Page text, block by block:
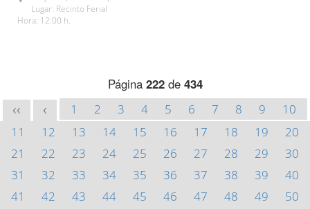
Lugar: Recinto Ferial
Hora: 12:00 h.
Página 222de 434
<< < 1 2 3 4 5 6 7 8 9
10
11
12 13 14 15 16 17 18 19
20
21
22 23 24 25 26 27 28 29
30
31
32 33 34 35 36 37 38 39
40
41
42 43 44 45 46 47 48 49
50